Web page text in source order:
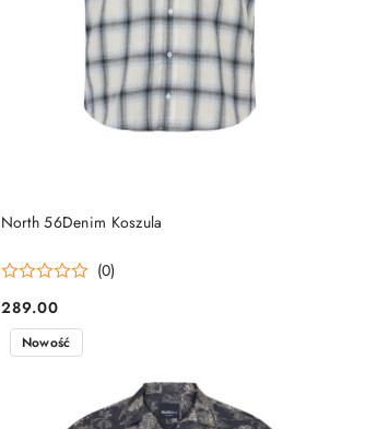
North 56Denim Koszula
(0)
Cena:
289.00
DO KOSZYKA
Nowość